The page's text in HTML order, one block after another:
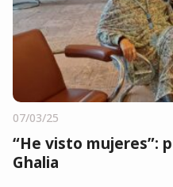
07/03/25
“He visto mujeres”:
Ghalia